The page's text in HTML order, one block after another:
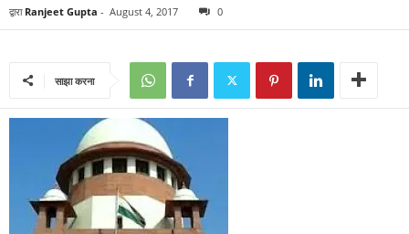
द्वारा Ranjeet Gupta - August 4, 2017 0
साझा करना